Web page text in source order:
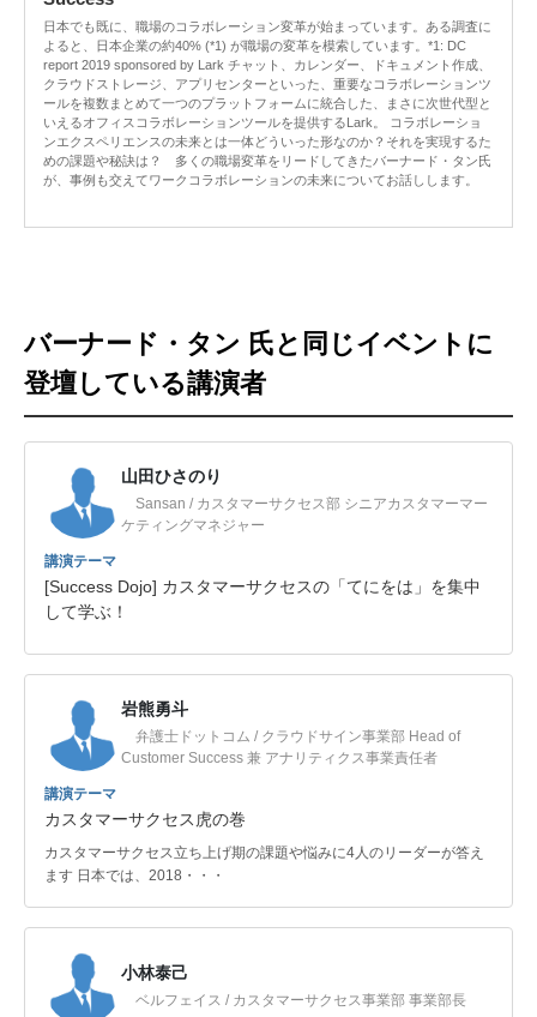
日本でも既に、職場のコラボレーション変革が始まっています。ある調査に
よると、日本企業の約40% (*1) が職場の変革を模索しています。*1: DC
report 2019 sponsored by Lark チャット、カレンダー、ドキュメント作成、
クラウドストレージ、アプリセンターといった、重要なコラボレーションツ
ールを複数まとめて一つのプラットフォームに統合した、まさに次世代型と
いえるオフィスコラボレーションツールを提供するLark。 コラボレーショ
ンエクスペリエンスの未来とは一体どういった形なのか？それを実現するた
めの課題や秘訣は？ 多くの職場変革をリードしてきたバーナード・タン氏
が、事例も交えてワークコラボレーションの未来についてお話しします。
バーナード・タン 氏と同じイベントに
登壇している講演者
山田ひさのり
Sansan / カスタマーサクセス部 シニアカスタマーマー
ケティングマネジャー
講演テーマ
[Success Dojo] カスタマーサクセスの「てにをは」を集中
して学ぶ！
岩熊勇斗
弁護士ドットコム / クラウドサイン事業部 Head of
Customer Success 兼 アナリティクス事業責任者
講演テーマ
カスタマーサクセス虎の巻
カスタマーサクセス立ち上げ期の課題や悩みに4人のリーダーが答え
ます 日本では、2018・・・
小林泰己
ベルフェイス / カスタマーサクセス事業部 事業部長